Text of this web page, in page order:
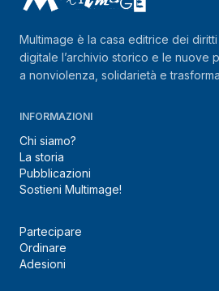
Multimage è la casa editrice dei diritti
digitale l’archivio storico e le nuove
a nonviolenza, solidarietà e
INFORMAZIONI
Chi siamo?
La storia
Pubblicazioni
Sostieni Multimage!
Partecipare
Ordinare
Adesioni